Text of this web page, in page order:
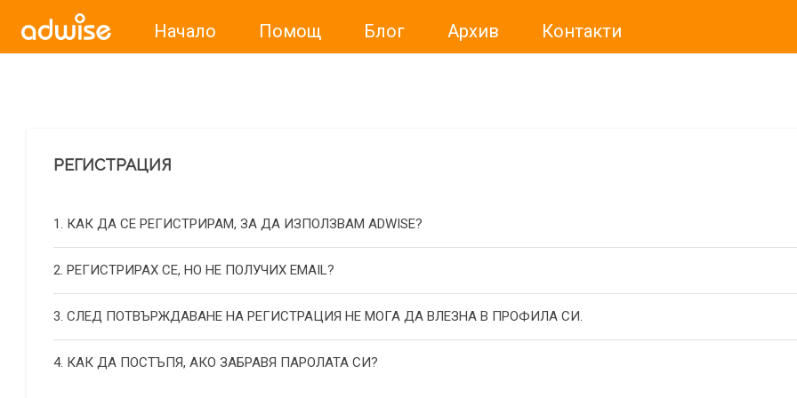
Начало Помощ Блог Архив Контакти
РЕГИСТРАЦИЯ
1. КАК ДА СЕ РЕГИСТРИРАМ, ЗА ДА ИЗПОЛЗВАМ ADWISE?
2. РЕГИСТРИРАХ СЕ, НО НЕ ПОЛУЧИХ EMAIL?
3. СЛЕД ПОТВЪРЖДАВАНЕ НА РЕГИСТРАЦИЯ НЕ МОГА ДА ВЛЕЗНА В ПРОФИЛА СИ.
4. КАК ДА ПОСТЪПЯ, АКО ЗАБРАВЯ ПАРОЛАТА СИ?